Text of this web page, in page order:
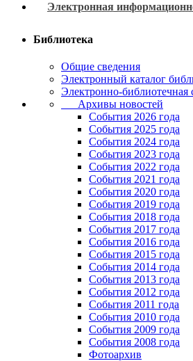
Электронная
Библиотека
Общие сведения
Электронный каталог
Электронно-библиотечная
Архивы новостей
Cобытия 2026 года
События 2025 года
События 2024 года
События 2023 года
Cобытия 2022 года
Cобытия 2021 года
События 2020 года
События 2019 года
События 2018 года
События 2017 года
События 2016 года
События 2015 года
События 2014 года
События 2013 года
События 2012 года
События 2011 года
События 2010 года
События 2009 года
События 2008 года
Фотоархив